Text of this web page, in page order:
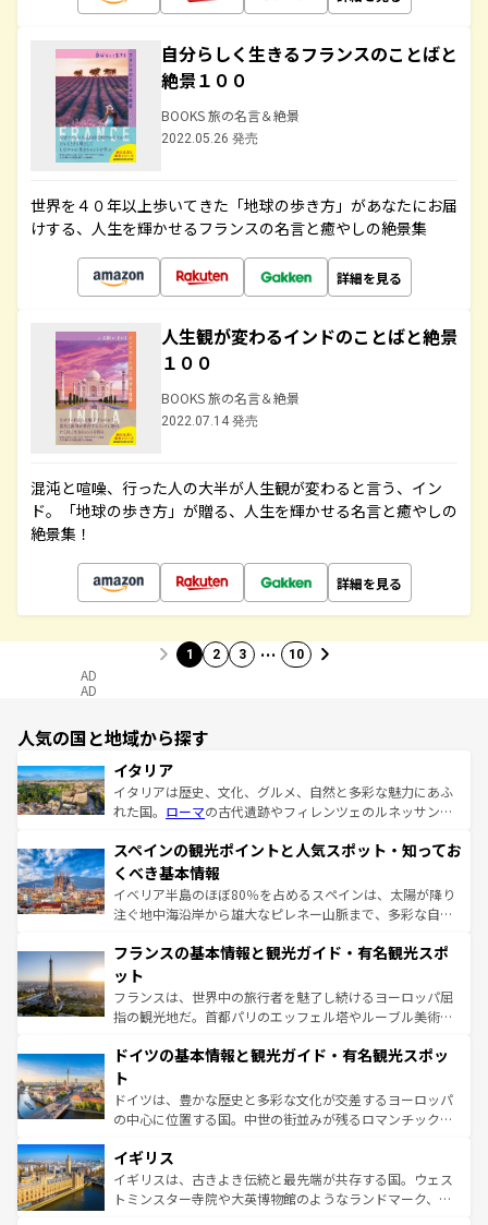
自分らしく生きるフランスのことばと
絶景１００
BOOKS 旅の名言＆絶景
2022.05.26 発売
世界を４０年以上歩いてきた「地球の歩き方」があなたにお届
けする、人生を輝かせるフランスの名言と癒やしの絶景集
詳細を見る
人生観が変わるインドのことばと絶景
１００
BOOKS 旅の名言＆絶景
2022.07.14 発売
混沌と喧噪、行った人の大半が人生観が変わると言う、イン
ド。「地球の歩き方」が贈る、人生を輝かせる名言と癒やしの
絶景集！
詳細を見る
1 2 3 … 10
AD
AD
人気の国と地域から探す
イタリア
イタリアは歴史、文化、グルメ、自然と多彩な魅力にあふ
れた国。 ローマの古代遺跡やフィレンツェのルネッサンス
ろん、トスカーナの美しい田園風景やアマルフィ海岸の絶
景など、自然景観も見逃せない。観光の合間には、本場の
ピザやパスタなど、絶品のイタリア料理を堪能することも
できる。朝目覚めてから夜眠るまで、すべての瞬間を楽し
なお、新着のイタリア情報はコンテンツ一覧を参照してほ
しい。
スペインの観光ポイントと人気スポット・知ってお
くべき基本情報
イベリア半島のほぼ80％を占めるスペインは、太陽が降り
注ぐ地中海沿岸から雄大なピレネー山脈まで、多彩な自然
文化が根付くこの国では、情熱的なフラメンコ、熱気あふ
れる闘牛、そして美味しいタパスが生活の一部となってい
る。首都マドリードの洗練された雰囲気や、バルセロナの
アートに溢れた街角から、地方では古代ローマ遺跡や中世
せる。地方によって風土や気候が異なるスペインはその個
ンテンツ一覧 を参照してほしい。
フランスの基本情報と観光ガイド・有名観光スポ
ット
フランスは、世界中の旅行者を魅了し続けるヨーロッパ屈
指の観光地だ。首都パリのエッフェル塔やルーブル美術館
で、幅広い魅力が詰まっている。華麗な宮殿、歴史的な大
聖堂、美しいビーチ、そして豊かな自然が、訪れる者を心
から魅了する。また、フランスは美食の国としても知ら
れ、フランス料理はユネスコ無形文化遺産にも登録されて
香り高いラベンダー畑など、多彩な楽しみ方が可能だ。さ
らに、パリ以外の地域にも魅力が溢れており、どの街角に
も豊かな歴史と文化が息づいている。パリ以外の個性あふ
ドイツの基本情報と観光ガイド・有名観光スポッ
ト
ドイツは、豊かな歴史と多彩な文化が交差するヨーロッパ
の中心に位置する国。中世の街並みが残るロマンチック街
顔を持つこの国は、どこを歩いても飽きることがない。ベ
ルリンの文化的活気、バイエルン州のアルプスの絶景、そ
してライン川沿いのワイン畑といった風景は必見。ビール
イギリス
イギリスは、古きよき伝統と最先端が共存する国。ウェス
トミンスター寺院や大英博物館のようなランドマーク、歴